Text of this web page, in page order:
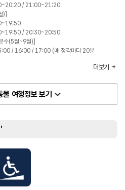
/ 21:00~21:20
)]
/ 20:30~20:50
수(5월~9월)]
/ 16:00 / 17:00 (매 정각마다 20분
더보기
물 여행정보 보기